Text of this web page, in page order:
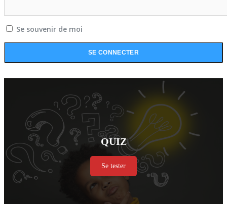
Se souvenir de moi
QUIZ
Se tester